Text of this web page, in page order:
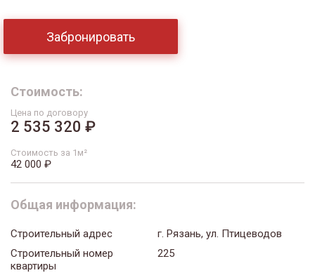
Забронировать
Стоимость:
Цена по договору
2 535 320 ₽
Стоимость за 1м²
42 000 ₽
Общая информация:
Строительный адрес
г. Рязань, ул. Птицеводов
Строительный номер
квартиры
225